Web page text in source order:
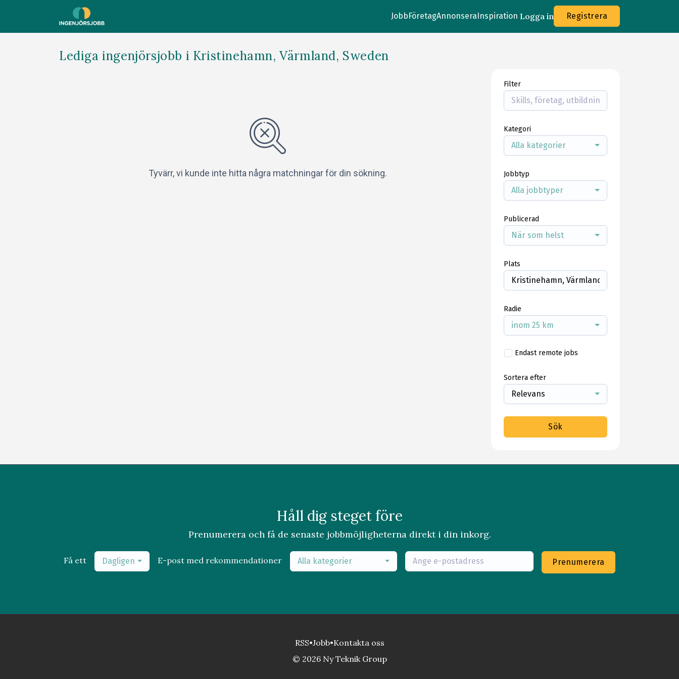
JobbFöretagAnnonseraInspiration Logga in Registrera
Lediga ingenjörsjobb i Kristinehamn, Värmland, Sweden
Tyvärr, vi kunde inte hitta några matchningar för din sökning.
Filter
Kategori
Alla kategorier
Jobbtyp
Alla jobbtyper
Publicerad
När som helst
Plats
Radie
inom 25 km
Endast remote jobs
Sortera efter
Relevans
Sök
Håll dig steget före
Prenumerera och få de senaste jobbmöjligheterna direkt i din inkorg.
Få ett Dagligen E-post med rekommendationer Alla kategorier Prenumerera
RSS•Jobb•Kontakta oss
© 2026 Ny Teknik Group